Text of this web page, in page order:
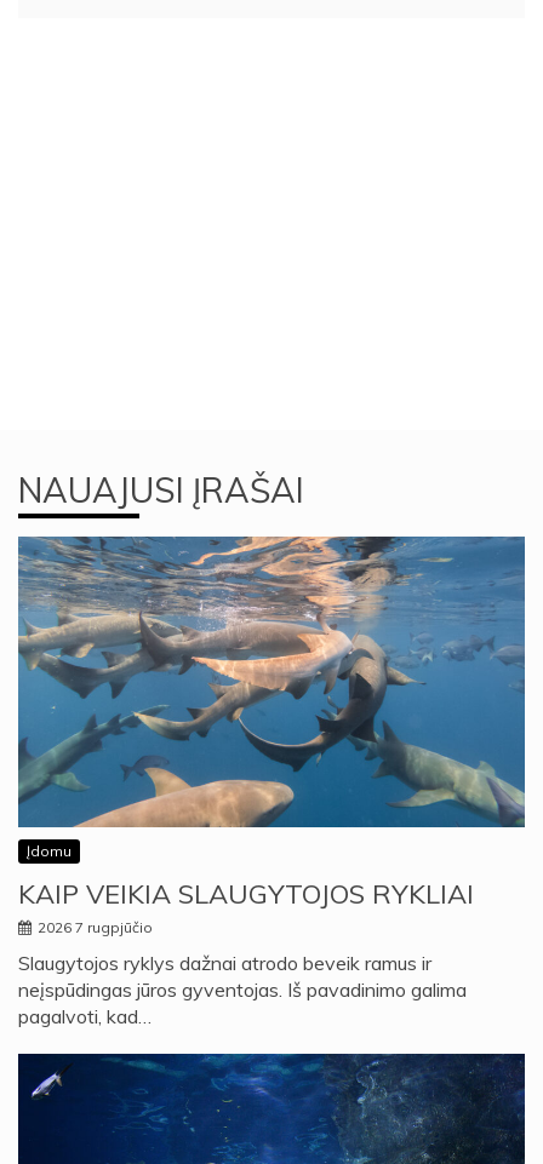
NAUAJUSI ĮRAŠAI
Įdomu
KAIP VEIKIA SLAUGYTOJOS RYKLIAI
2026 7 rugpjūčio
Slaugytojos ryklys dažnai atrodo beveik ramus ir
neįspūdingas jūros gyventojas. Iš pavadinimo galima
pagalvoti, kad…